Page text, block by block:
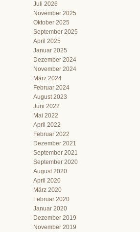
Juli 2026
November 2025
Oktober 2025
September 2025
April 2025
Januar 2025
Dezember 2024
November 2024
März 2024
Februar 2024
August 2023
Juni 2022
Mai 2022
April 2022
Februar 2022
Dezember 2021
September 2021
September 2020
August 2020
April 2020
März 2020
Februar 2020
Januar 2020
Dezember 2019
November 2019